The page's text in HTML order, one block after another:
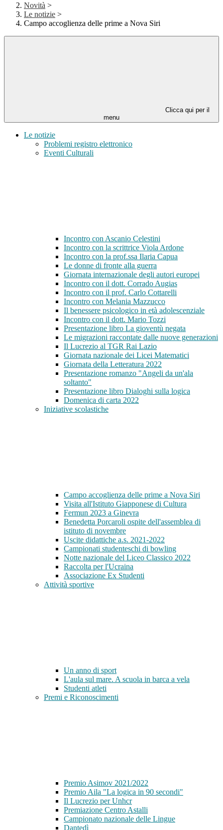
Novità >
Le notizie >
Campo accoglienza delle prime a Nova Siri
Clicca qui per il
menu
Le notizie
Problemi registro elettronico
Eventi Culturali
Incontro con Ascanio Celestini
Incontro con la scrittrice Viola Ardone
Incontro con la prof.ssa Ilaria Capua
Le donne di fronte alla guerra
Giornata internazionale degli autori europei
Incontro con il dott. Corrado Augias
Incontro con il prof. Carlo Cottarelli
Incontro con Melania Mazzucco
Il benessere psicologico in età adolescenziale
Incontro con il dott. Mario Tozzi
Presentazione libro La gioventù negata
Le migrazioni raccontate dalle nuove generazioni
Il Lucrezio al TGR Rai Lazio
Giornata nazionale dei Licei Matematici
Giornata della Letteratura 2022
Presentazione romanzo "Angeli da un'ala
soltanto"
Presentazione libro Dialoghi sulla logica
Domenica di carta 2022
Iniziative scolastiche
Campo accoglienza delle prime a Nova Siri
Visita all'Istituto Giapponese di Cultura
Fermun 2023 a Ginevra
Benedetta Porcaroli ospite dell'assemblea di
istituto di novembre
Uscite didattiche a.s. 2021-2022
Campionati studenteschi di bowling
Notte nazionale del Liceo Classico 2022
Raccolta per l'Ucraina
Associazione Ex Studenti
Attività sportive
Un anno di sport
L'aula sul mare. A scuola in barca a vela
Studenti atleti
Premi e Riconoscimenti
Premio Asimov 2021/2022
Premio Aila "La logica in 90 secondi"
Il Lucrezio per Unhcr
Premiazione Centro Astalli
Campionato nazionale delle Lingue
Dantedì